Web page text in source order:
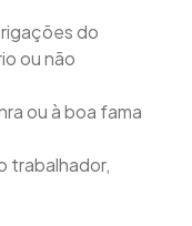
do
ou não
ou à boa fama
trabalhador,